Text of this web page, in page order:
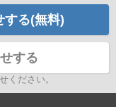
する(無料)
する
ください。